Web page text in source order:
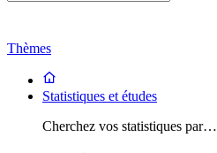
Thèmes
Statistiques et études
Cherchez vos statistiques par…